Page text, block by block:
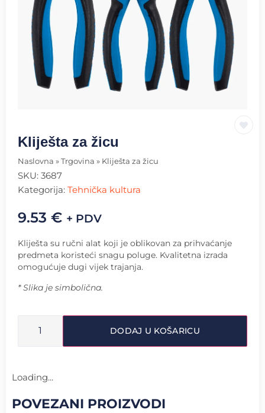
Kliješta za žicu
Naslovna » Trgovina » Kliješta za žicu
SKU: 3687
Kategorija: Tehnička kultura
9.53 € + PDV
Kliješta su ručni alat koji je oblikovan za prihvaćanje
predmeta koristeći snagu poluge. Kvalitetna izrada
omogućuje dugi vijek trajanja.
* Slika je simbolična.
DODAJ U KOŠARICU
Loading...
POVEZANI PROIZVODI